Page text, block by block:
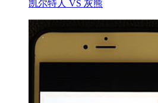
凯尔特人 VS 灰熊